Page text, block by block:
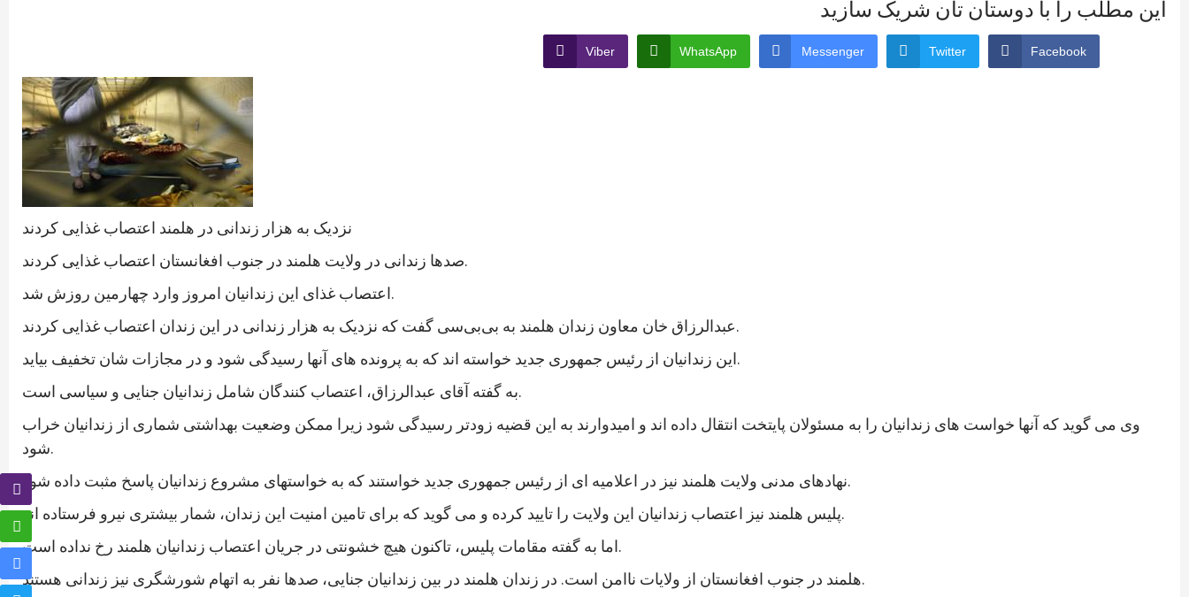
این مطلب را با دوستان تان شریک سازید
Viber WhatsApp Messenger Twitter Facebook
نزدیک به هزار زندانی در هلمند اعتصاب غذایی کردند
صدها زندانی در ولایت هلمند در جنوب افغانستان اعتصاب غذایی کردند.
اعتصاب غذای این زندانیان امروز وارد چهارمین روزش شد.
عبدالرزاق خان معاون زندان هلمند به بی‌بی‌سی گفت که نزدیک به هزار زندانی در این زندان اعتصاب غذایی کردند.
این زندانیان از رئیس جمهوری جدید خواسته اند که به پرونده های آنها رسیدگی شود و در مجازات شان تخفیف بیاید.
به گفته آقای عبدالرزاق، اعتصاب کنندگان شامل زندانیان جنایی و سیاسی است.
وی می گوید که آنها خواست های زندانیان را به مسئولان پایتخت انتقال داده اند و امیدوارند به این قضیه زودتر رسیدگی شود زیرا ممکن وضعیت بهداشتی شماری از زندانیان خراب
شود.
نهادهای مدنی ولایت هلمند نیز در اعلامیه ای از رئیس جمهوری جدید خواستند که به خواستهای مشروع زندانیان پاسخ مثبت داده شود.
پلیس هلمند نیز اعتصاب زندانیان این ولایت را تایید کرده و می گوید که برای تامین امنیت این زندان، شمار بیشتری نیرو فرستاده اند.
اما به گفته مقامات پلیس، تاکنون هیچ خشونتی در جریان اعتصاب زندانیان هلمند رخ نداده است.
هلمند در جنوب افغانستان از ولایات ناامن است. در زندان هلمند در بین زندانیان جنایی، صدها نفر به اتهام شورشگری نیز زندانی هستند.